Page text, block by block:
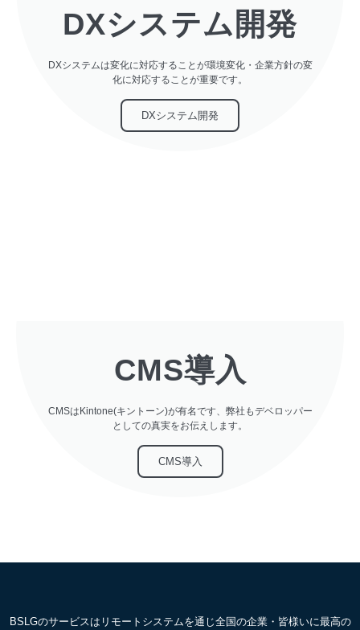
DXシステム開発
DXシステムは変化に対応することが環境変化・企業方針の変
化に対応することが重要です。
DXシステム開発
CMS導入
CMSはKintone(キントーン)が有名です、弊社もデベロッパー
としての真実をお伝えします。
CMS導入
BSLGのサービスはリモートシステムを通じ全国の企業・皆様いに最高の